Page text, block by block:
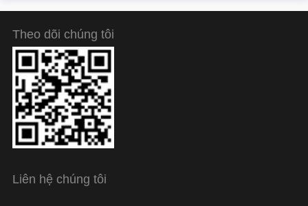
Theo dõi chúng tôi
Liên hệ chúng tôi